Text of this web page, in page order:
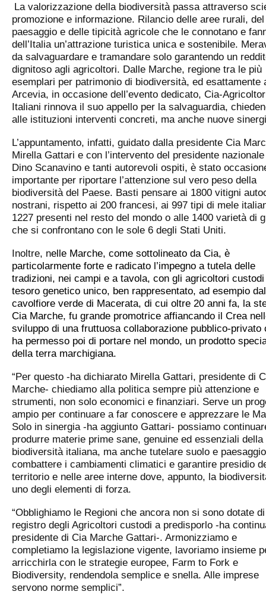
La valorizzazione della biodiversità passa attraverso
promozione e informazione. Rilancio delle aree rurali, del
paesaggio e delle tipicità agricole che le connotano e
dell’Italia un’attrazione turistica unica e sostenibile.
da salvaguardare e tramandare solo garantendo un
dignitoso agli agricoltori. Dalle Marche, regione tra le più
esemplari per patrimonio di biodiversità, ed esattamente
Arcevia, in occasione dell’evento dedicato, Cia-
Italiani rinnova il suo appello per la salvaguardia,
alle istituzioni interventi concreti, ma anche nuove
L’appuntamento, infatti, guidato dalla presidente Cia
Mirella Gattari e con l’intervento del presidente
Dino Scanavino e tanti autorevoli ospiti, è stato
importante per riportare l’attenzione sul vero peso della
biodiversità del Paese. Basti pensare ai 1800 vitigni
nostrani, rispetto ai 200 francesi, ai 997 tipi di mele
1227 presenti nel resto del mondo o alle 1400 varietà di
che si confrontano con le sole 6 degli Stati Uniti.
Inoltre, nelle Marche, come sottolineato da Cia, è
particolarmente forte e radicato l’impegno a tutela delle
tradizioni, nei campi e a tavola, con gli agricoltori
tesoro genetico unico, ben rappresentato, ad esempio dal
cavolfiore verde di Macerata, di cui oltre 20 anni fa, la
Cia Marche, fu grande promotrice affiancando il Crea
sviluppo di una fruttuosa collaborazione pubblico-privato
ha permesso poi di portare nel mondo, un prodotto
della terra marchigiana.
“Per questo -ha dichiarato Mirella Gattari, presidente di
Marche- chiediamo alla politica sempre più attenzione e
strumenti, non solo economici e finanziari. Serve un
ampio per continuare a far conoscere e apprezzare le
Solo in sinergia -ha aggiunto Gattari- possiamo
produrre materie prime sane, genuine ed essenziali della
biodiversità italiana, ma anche tutelare suolo e
combattere i cambiamenti climatici e garantire presidio
territorio e nelle aree interne dove, appunto, la
uno degli elementi di forza.
“Obblighiamo le Regioni che ancora non si sono dotate
registro degli Agricoltori custodi a predisporlo -ha
presidente di Cia Marche Gattari-. Armonizziamo e
completiamo la legislazione vigente, lavoriamo insieme
arricchirla con le strategie europee, Farm to Fork e
Biodiversity, rendendola semplice e snella. Alle imprese
servono norme semplici”.